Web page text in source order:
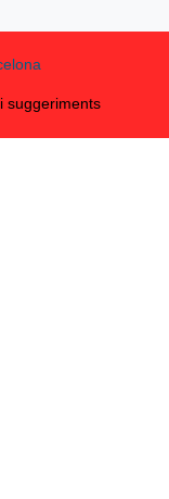
suggeriments